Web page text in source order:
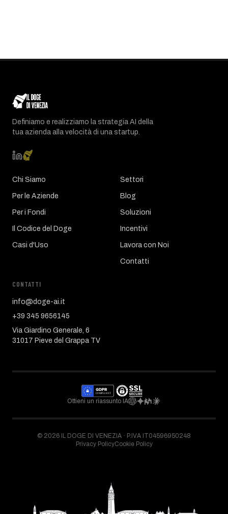
Definiamo e realizziamo la strategia AI della
tua azienda alla velocità di una startup.
Chi Siamo
Per le Aziende
Per i Fondi
Il Codice del Doge
Casi d'Uso
Settori
Blog
Soluzioni
Incentivi
Lavora con Noi
Contatti
CONTATTI
info@doge-ai.it
+39 345 9656145
Via Giardino Generale, 6
31017 Pieve del Grappa TV
Ottieni un riassunto IA
© 2026 IL DOGE DI VENEZIA · P.IVA IT04596950248
Privacy PolicyCookie Policy